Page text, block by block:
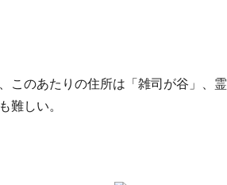
このあたりの住所は「雑司が谷」、霊
難しい。